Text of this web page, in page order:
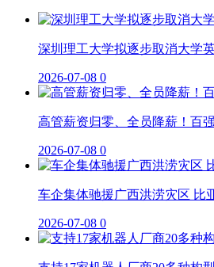
深圳理工大学拟逐步取消大学
2026-07-08 0
高管薪资归零、全员降薪！百
2026-07-08 0
车企集体驰援广西洪涝灾区 比
2026-07-08 0